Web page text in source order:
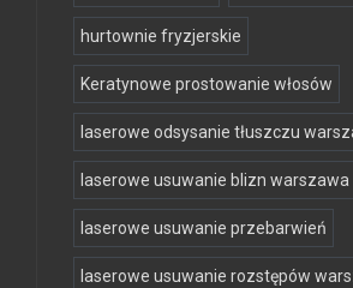
hurtownie fryzjerskie
Keratynowe prostowanie włosów
laserowe odsysanie tłuszczu
laserowe usuwanie blizn warszawa
laserowe usuwanie przebarwień
laserowe usuwanie rozstępów